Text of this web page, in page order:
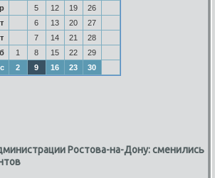
5 12 19
26
6 13 20
27
7 14 21
28
1 8 15 22
29
2 9 16 23 30
Ростова-на-Дону: сменились